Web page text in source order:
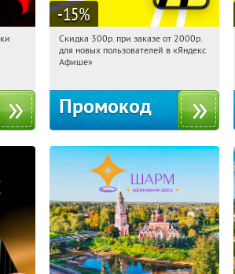
-15%
20:22:31 Получили:65
Россия
Скидка 300р. при заказе от 2000р.
для новых пользователей в «Яндекс
Афише»
Промокод